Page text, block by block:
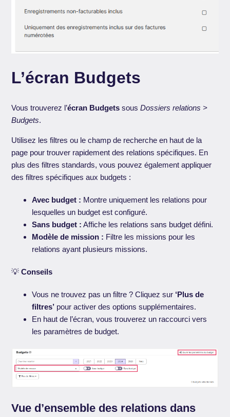
L’écran Budgets
Vous trouverez l’écran Budgets sousDossiers relations >
Budgets.
Utilisez les filtres ou le champ de recherche en haut de la
page pour trouver rapidement des relations spécifiques. En
plus des filtres standards, vous pouvez également appliquer
des filtres spécifiques aux budgets :
Avec budget : Montre uniquement les relations pour
lesquelles un budget est configuré.
Sans budget : Affiche les relations sans budget défini.
Modèle de mission : Filtre les missions pour les
relations ayant plusieurs missions.
💡Conseils
Vous ne trouvez pas un filtre ? Cliquez sur ‘Plus de
filtres’ pour activer des options supplémentaires.
En haut de l’écran, vous trouverez un raccourci vers
les paramètres de budget.
Vue d’ensemble des relations dans